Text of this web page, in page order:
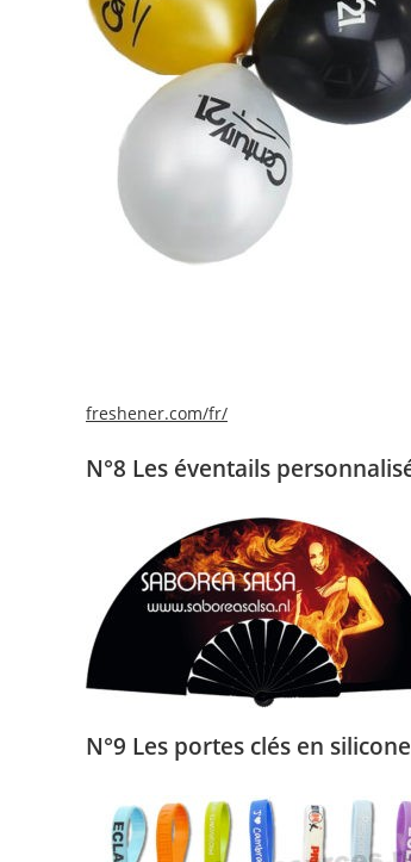
freshener.com/fr/
N°8 Les éventails
N°9 Les portes clés en